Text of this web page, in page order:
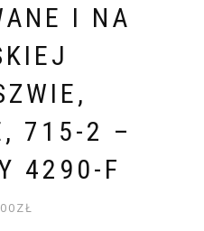
I NA
715-2 –
4290-F
ZŁ